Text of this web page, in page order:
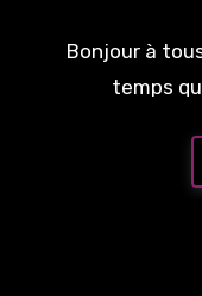
Bonjour à
temps